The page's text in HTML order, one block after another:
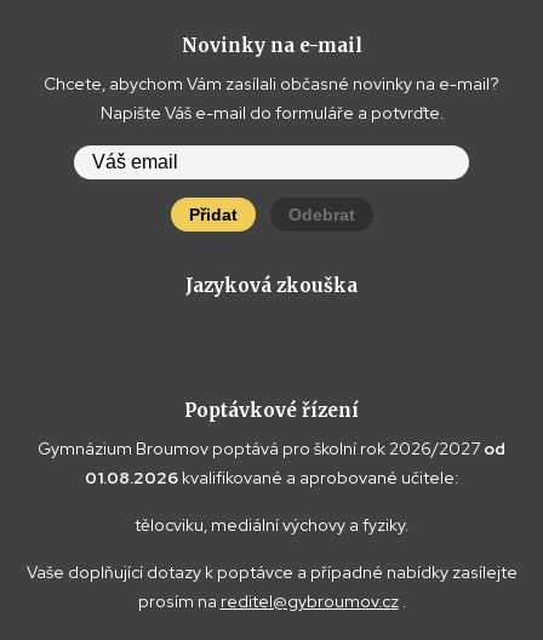
Novinky na e-mail
Chcete, abychom Vám zasílali občasné novinky na e-mail?
Napište Váš e-mail do formuláře a potvrďte.
Přidat Odebrat
Jazyková zkouška
Poptávkové řízení
Gymnázium Broumov poptává pro školní rok 2026/2027 od
01.08.2026 kvalifikované a aprobované učitele:
tělocviku, mediální výchovy a fyziky.
Vaše doplňující dotazy k poptávce a případné nabídky zasílejte
prosím na reditel@gybroumov.cz.